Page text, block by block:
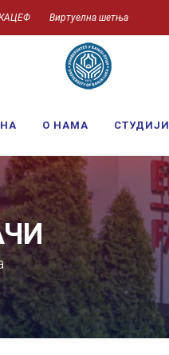
Виртуелна шетња
О НАМА СТУДИЈИ